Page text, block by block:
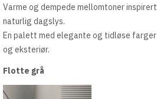
Varme og dempede mellomtoner
naturlig dagslys.
En palett med elegante og tidløse
og eksteriør.
Flotte grå